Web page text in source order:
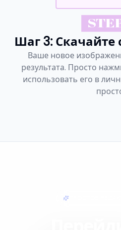
Шаг 3: Скачайте
Ваше новое
результата. Просто
использовать его в
ПРОСТОЕ